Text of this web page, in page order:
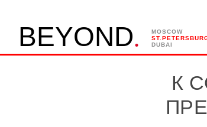
BEYOND.
MOSCOW
DUBAI
К